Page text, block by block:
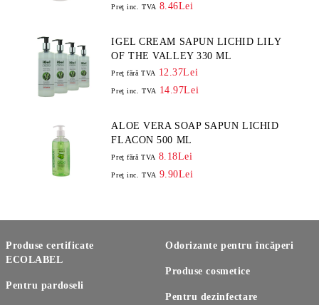
Preţ inc. TVA 8.46Lei
IGEL CREAM SAPUN LICHID LILY
OF THE VALLEY 330 ML
Preţ fără TVA 12.37Lei
Preţ inc. TVA 14.97Lei
ALOE VERA SOAP SAPUN LICHID
FLACON 500 ML
Preţ fără TVA 8.18Lei
Preţ inc. TVA 9.90Lei
Produse certificate
ECOLABEL
Pentru pardoseli
Odorizante pentru încăperi
Produse cosmetice
Pentru dezinfectare